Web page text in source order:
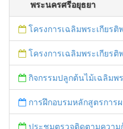
พระนครศรีอยุธยา
โครงการเฉลิมพระเกียรติพระบาทสมเด็จพระเจ้าอยู่หัว เนื่องใน
โครงการเฉลิมพระเกียรติพระบาทสมเด็จพระเจ้าอยู่หัว เนื่องใน
กิจกรรมปลูกต้นไม้เฉลิมพ
การฝึกอบรมหลักสูตรการผลิตข้
ประชุมตรวจติดตามความก้าวหน้าผลการดำเนินงานขับเคลื่อนน